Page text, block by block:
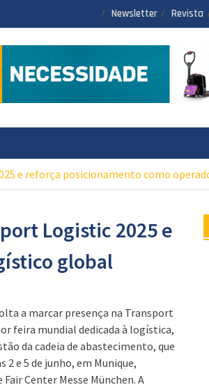
Newsletter Revista
e reforça posicionamento como
Logistic 2025 e
global
a marcar presença na Transport
feira mundial dedicada à logística,
da cadeia de abastecimento, que
2 e 5 de junho, em Munique,
Center Messe München. A